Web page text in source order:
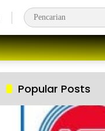
Popular Posts